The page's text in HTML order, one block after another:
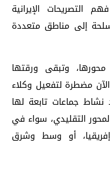
الإيرانية
إلى مناطق متعددة
وتبقى ورقتها
مضطرة لتفعيل وكلاء
جماعات تابعة لها
التقليدي، سواء في
إفريقيا، أو وسط وشرق